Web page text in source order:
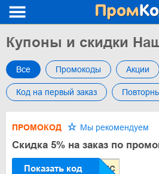
Купоны и скидки
Все Промокоды Акции
Код на первый заказ
ПРОМОКОД Мы рекомендуем
Скидка 5% на заказ по
Показать код